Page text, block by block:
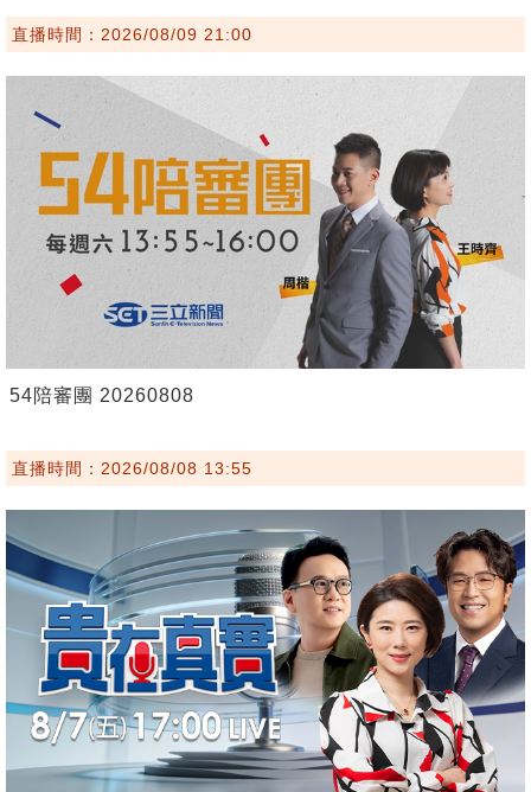
直播時間：2026/08/09 21:00
54陪審團 20260808
直播時間：2026/08/08 13:55